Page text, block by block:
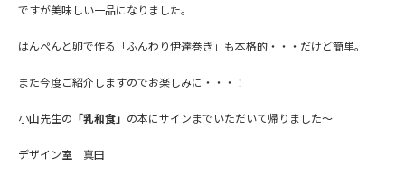
ですが美味しい一品になりました。
はんぺんと卵で作る「ふんわり伊達巻き」も本格的・・・だけど簡単。
また今度ご紹介しますのでお楽しみに・・・！
小山先生の 「乳和食」 の本にサインまでいただいて帰りました～
デザイン室 真田